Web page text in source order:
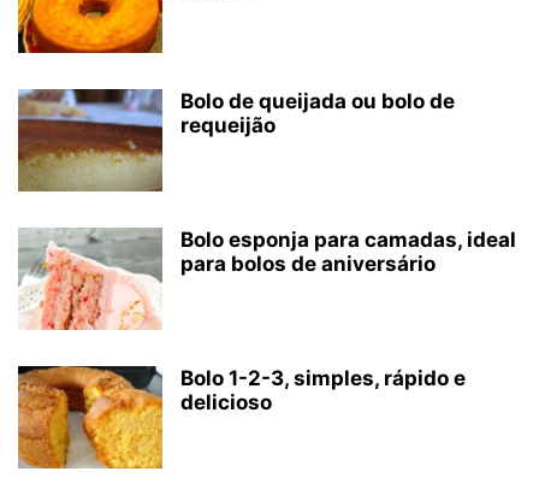
Bolo de queijada ou bolo de
requeijão
Bolo esponja para camadas, ideal
para bolos de aniversário
Bolo 1-2-3, simples, rápido e
delicioso